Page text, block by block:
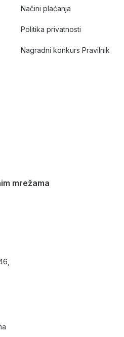
Načini plaćanja
Politika privatnosti
Nagradni konkurs Pravilnik
mrežama